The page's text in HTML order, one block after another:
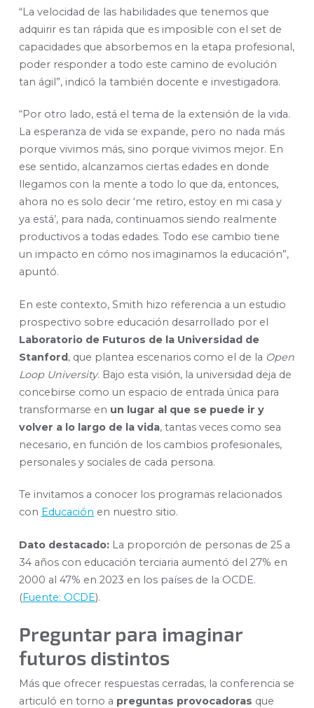
“La velocidad de las habilidades que tenemos que
adquirir es tan rápida que es imposible con el set de
capacidades que absorbemos en la etapa profesional,
poder responder a todo este camino de evolución
tan ágil”, indicó la también docente e investigadora.
“Por otro lado, está el tema de la extensión de la vida.
La esperanza de vida se expande, pero no nada más
porque vivimos más, sino porque vivimos mejor. En
ese sentido, alcanzamos ciertas edades en donde
llegamos con la mente a todo lo que da, entonces,
ahora no es solo decir ‘me retiro, estoy en mi casa y
ya está’, para nada, continuamos siendo realmente
productivos a todas edades. Todo ese cambio tiene
un impacto en cómo nos imaginamos la educación”,
apuntó.
En este contexto, Smith hizo referencia a un estudio
prospectivo sobre educación desarrollado por el
Laboratorio de Futuros de la Universidad de
Stanford, que plantea escenarios como el de la Open
Loop University. Bajo esta visión, la universidad deja de
concebirse como un espacio de entrada única para
transformarse en un lugar al que se puede ir y
volver a lo largo de la vida, tantas veces como sea
necesario, en función de los cambios profesionales,
personales y sociales de cada persona.
Te invitamos a conocer los programas relacionados
con Educación en nuestro sitio.
Dato destacado: La proporción de personas de 25 a
34 años con educación terciaria aumentó del 27% en
2000 al 47% en 2023 en los países de la OCDE.
(Fuente: OCDE).
Preguntar para imaginar
futuros distintos
Más que ofrecer respuestas cerradas, la conferencia se
articuló en torno a preguntas provocadoras que